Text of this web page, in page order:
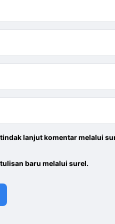
lanjut komentar melalui
baru melalui surel.